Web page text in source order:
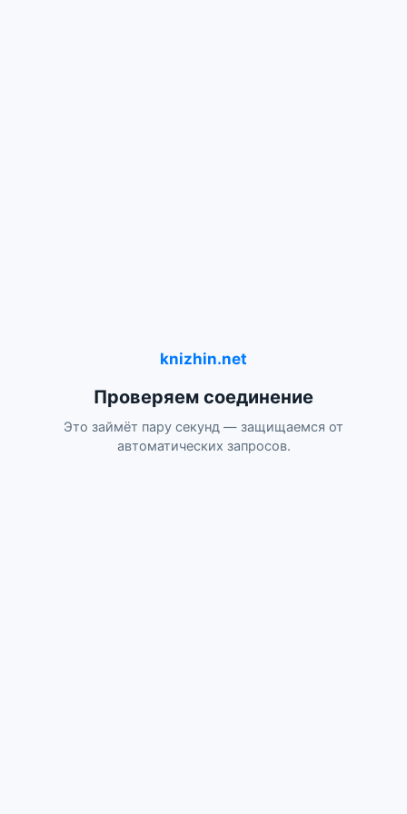
knizhin.net
Проверяем соединение
Это займёт пару секунд — защищаемся от
автоматических запросов.